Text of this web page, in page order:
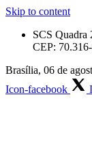
Skip to content
SCS
CEP:
Brasília, 06 de
Icon-facebook